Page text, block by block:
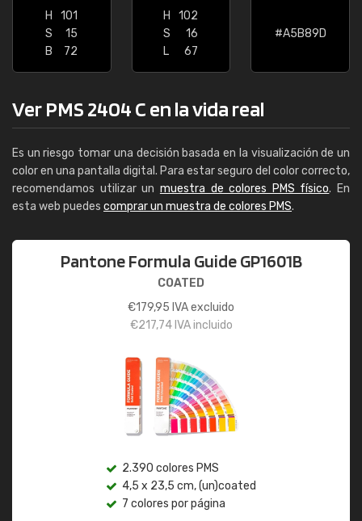
H
101
S
15
B
72
H
102
S
16
L
67
#A5B89D
Ver PMS 2404 C en la vida real
Es un riesgo tomar una decisión basada en la visualización de un
color en una pantalla digital. Para estar seguro del color correcto,
recomendamos utilizar un muestra de colores PMS físico. En
esta web puedes comprar un muestra de colores PMS.
Pantone Formula Guide GP1601B
COATED
€179,95 IVA excluido
€217,74IVA incluido
2.390 colores PMS
4,5 x 23,5 cm, (un)coated
7 colores por página